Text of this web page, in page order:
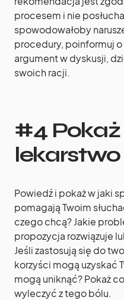
procesem i nie
spowodowałoby
procedury, poinformuj
argument w dyskusji,
swoich racji.
#4 Pokaż
lekarstwo
Powiedź i pokaż w jaki
pomagają Twoim
czego chcą? Jakie
propozycja rozwiązuje
Jeśli zastosują się do
korzyści mogą uzyskać
mogą uniknąć? Pokaż
wyleczyć z tego bólu.